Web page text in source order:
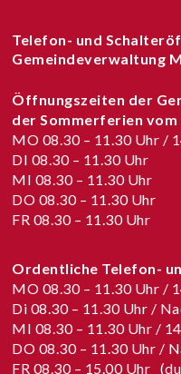
Telefon- und
Gemeindeverwaltung
Öffnungszeiten der
der Sommerferien vom
MO 08.30 – 11.30 Uhr /
DI 08.30 – 11.30 Uhr
MI 08.30 – 11.30 Uhr
DO 08.30 – 11.30 Uhr
FR 08.30 – 11.30 Uhr
Ordentliche Telefon-
MO 08.30 – 11.30 Uhr /
Di 08.30 – 11.30 Uhr /
MI 08.30 – 11.30 Uhr /
DO 08.30 – 11.30 Uhr /
FR 08.30 – 15.00 Uhr